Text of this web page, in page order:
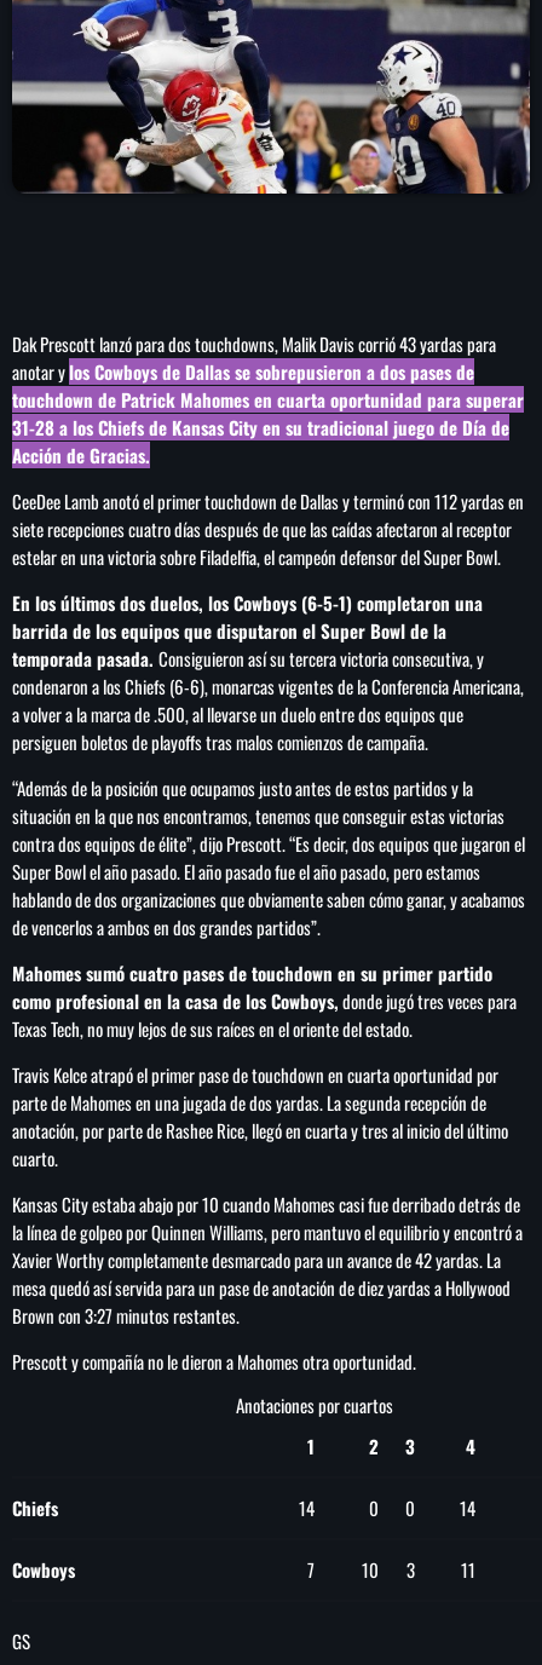
LA CAMPESINA 104.5 FM
play_arrow LA CAMPESINA GEORGIA
PROGRAMACIÓN keyboard_arrow_down
LOCUCIÓN (TALENTO AL AIRE)
RANKING
COMUNÍCATE
PUBLICIDAD
HISTORIA
SEARCH
SEARCH
NOTAS
Sheinbaum abre la puerta al fracking y
matiza promesa de campaña
Irán anuncia que el acuerdo con Omán para
gestionar el estrecho de Ormuz está en su
‘fase final de revisión’
años
Dak Prescott lanzó para dos touchdowns, Malik Davis corrió 43 yardas para
anotar ylosCowboysde Dallas se sobrepusieron a dos pases de
touchdown de Patrick Mahomesen cuarta oportunidad para superar
31-28 a losChiefsde KansasCityen su tradicional juego de Día de
Acción de Gracias.
CeeDee Lamb anotó el primer touchdown de Dallas y terminó con 112 yardas en
siete recepciones cuatro días después de que las caídas afectaron al receptor
estelar en una victoria sobre Filadelfia, el campeón defensor del Super Bowl.
En los últimos dos duelos, los Cowboys (6-5-1) completaron una
barrida de los equipos que disputaron el Super Bowl de la
temporada pasada. Consiguieron así su tercera victoria consecutiva, y
condenaron a los Chiefs (6-6), monarcas vigentes de la Conferencia Americana,
a volver a la marca de .500, al llevarse un duelo entre dos equipos que
persiguen boletos de playoffs tras malos comienzos de campaña.
“Además de la posición que ocupamos justo antes de estos partidos y la
situación en la que nos encontramos, tenemos que conseguir estas victorias
contra dos equipos de élite”, dijo Prescott. “Es decir, dos equipos que jugaron el
Super Bowl el año pasado. El año pasado fue el año pasado, pero estamos
hablando de dos organizaciones que obviamente saben cómo ganar, y acabamos
de vencerlos a ambos en dos grandes partidos”.
Mahomes sumó cuatro pases de touchdown en su primer partido
como profesional en la casa de los Cowboys,donde jugó tres veces para
Texas Tech, no muy lejos de sus raíces en el oriente del estado.
Travis Kelce atrapó el primer pase de touchdown en cuarta oportunidad por
parte de Mahomes en una jugada de dos yardas. La segunda recepción de
anotación, por parte de Rashee Rice, llegó en cuarta y tres al inicio del último
cuarto.
Kansas City estaba abajo por 10 cuando Mahomes casi fue derribado detrás de
la línea de golpeo por Quinnen Williams, pero mantuvo el equilibrio y encontró a
Xavier Worthy completamente desmarcado para un avance de 42 yardas. La
mesa quedó así servida para un pase de anotación de diez yardas a Hollywood
Brown con 3:27 minutos restantes.
Prescott y compañía no le dieron a Mahomes otra oportunidad.
Anotaciones por cuartos
1
2 3 4
Chiefs 14 0 0 14
Cowboys 7 10 3 11
GS